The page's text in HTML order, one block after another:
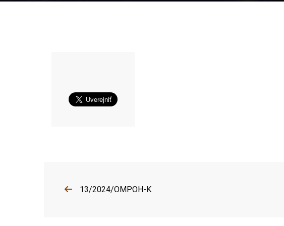
13/2024/OMPOH-K